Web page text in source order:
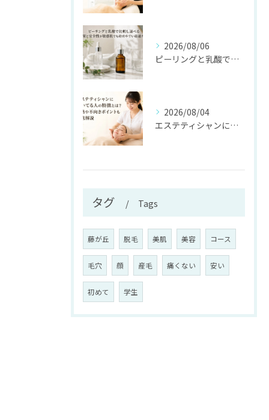
2026/08/06
ピーリングと乳酸で比較し選べる効果と安全性が敏感肌でも始めやすい最適ガイド
2026/08/04
エステティシャンに向いてる人の特徴とは？資格や不向きポイントも徹底解説
タグ Tags
藤が丘 脱毛 美肌 美容 コース
毛穴 顔 産毛 痛くない 安い
初めて 学生